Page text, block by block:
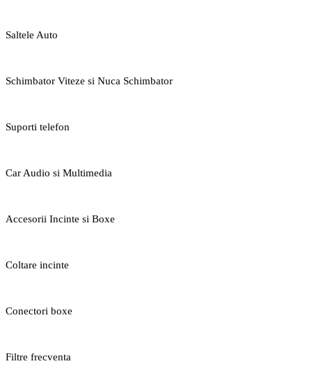
Saltele Auto
Schimbator Viteze si Nuca Schimbator
Suporti telefon
Car Audio si Multimedia
Accesorii Incinte si Boxe
Coltare incinte
Conectori boxe
Filtre frecventa